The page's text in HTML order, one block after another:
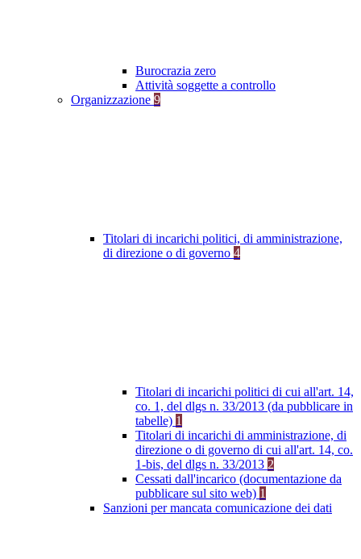
Burocrazia zero
Attività soggette a controllo
Organizzazione 9
Titolari di incarichi politici, di amministrazione,
di direzione o di governo 4
Titolari di incarichi politici di cui all'art. 14,
co. 1, del dlgs n. 33/2013 (da pubblicare in
tabelle) 1
Titolari di incarichi di amministrazione, di
direzione o di governo di cui all'art. 14, co.
1-bis, del dlgs n. 33/2013 2
Cessati dall'incarico (documentazione da
pubblicare sul sito web) 1
Sanzioni per mancata comunicazione dei dati